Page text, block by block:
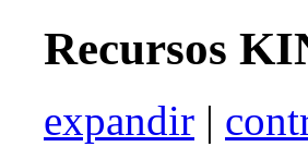
Recursos
expandir |